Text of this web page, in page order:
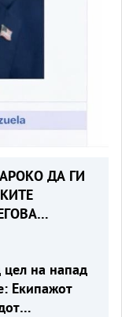
ДА ГИ
цел на напад
Екипажот